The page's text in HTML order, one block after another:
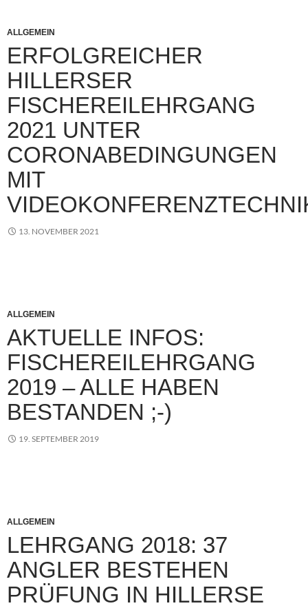
ALLGEMEIN
ERFOLGREICHER
HILLERSER
FISCHEREILEHRGANG
2021 UNTER
CORONABEDINGUNGEN
MIT
13. NOVEMBER 2021
ALLGEMEIN
AKTUELLE INFOS:
FISCHEREILEHRGANG
2019 – ALLE HABEN
BESTANDEN ;-)
19. SEPTEMBER 2019
ALLGEMEIN
LEHRGANG 2018: 37
ANGLER BESTEHEN
PRÜFUNG IN HILLERSE